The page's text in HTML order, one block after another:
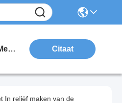
Neem Contact Met Ons Op. Citaat
In reliëf maken van de